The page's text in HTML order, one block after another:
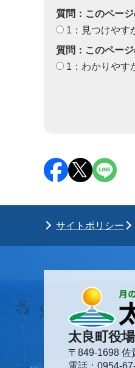
質問：このペー
1：見つけやす
質問：このペー
1：わかりやす
サイトポリシー
太良町役場
〒849-1698 佐
電話：0954-